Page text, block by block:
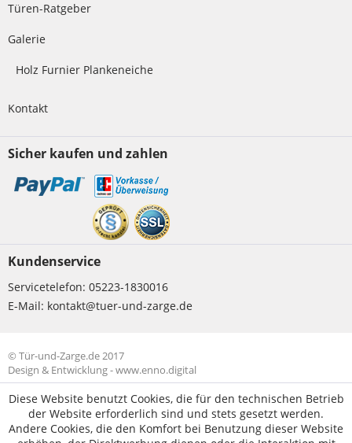
Türen-Ratgeber
Galerie
Holz Furnier Plankeneiche
Kontakt
Sicher kaufen und zahlen
Kundenservice
Servicetelefon: 05223-1830016
E-Mail: kontakt@tuer-und-zarge.de
© Tür-und-Zarge.de 2017
Design & Entwicklung -www.enno.digital
Diese Website benutzt Cookies, die für den technischen Betrieb
der Website erforderlich sind und stets gesetzt werden.
Andere Cookies, die den Komfort bei Benutzung dieser Website